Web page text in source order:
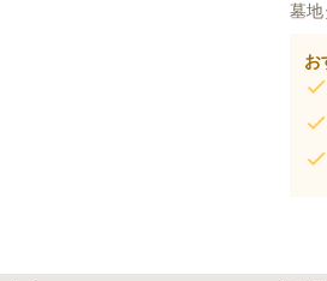
墓地
お